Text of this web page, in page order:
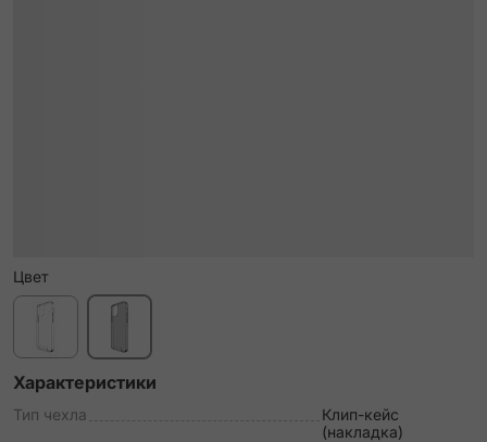
Цвет
Характеристики
Тип чехла
Клип-кейс
(накладка)